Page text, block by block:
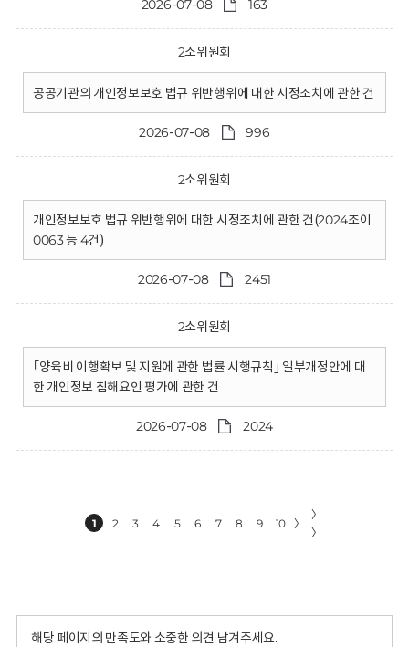
2026-07-08 163
2소위원회
공공기관의 개인정보보호 법규 위반행위에 대한 시정조치에 관한 건
2026-07-08 996
2소위원회
개인정보보호 법규 위반행위에 대한 시정조치에 관한 건(2024조이
0063 등 4건)
2026-07-08 2451
2소위원회
｢양육비 이행확보 및 지원에 관한 법률 시행규칙｣ 일부개정안에 대
한 개인정보 침해요인 평가에 관한 건
2026-07-08 2024
1 2 3 4 5 6 7 8 9 10 〉
〉
〉
해당 페이지의 만족도와 소중한 의견 남겨주세요.